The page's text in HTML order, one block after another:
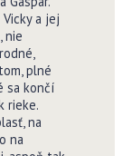
a jej
nie
plné
sa končí
rieke.
na
na